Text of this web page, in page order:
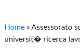
Home »Assessorato
universit� ricerca